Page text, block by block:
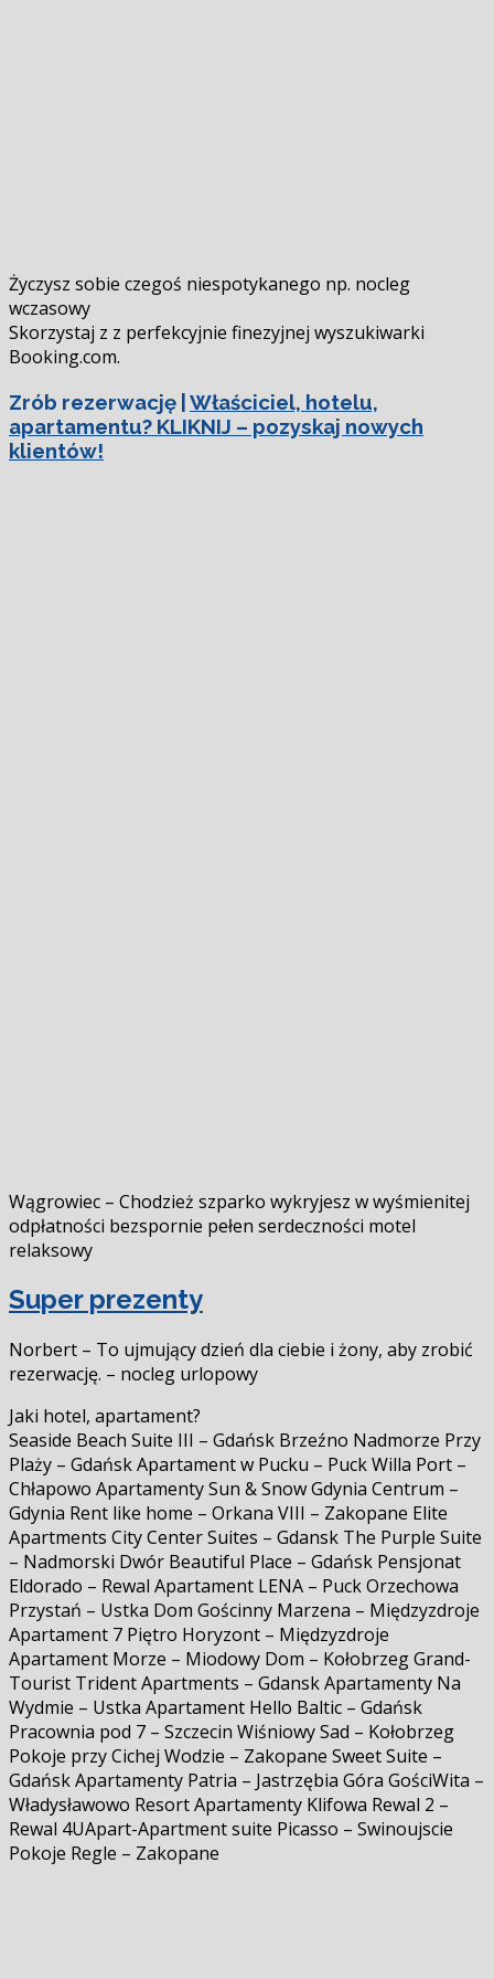
Życzysz sobie czegoś niespotykanego np. nocleg
wczasowy
Skorzystaj z z perfekcyjnie finezyjnej wyszukiwarki
Booking.com.
Zrób rezerwację | Właściciel, hotelu,
apartamentu? KLIKNIJ – pozyskaj nowych
klientów!
Wągrowiec – Chodzież szparko wykryjesz w wyśmienitej
odpłatności bezspornie pełen serdeczności motel
relaksowy
Super prezenty
Norbert – To ujmujący dzień dla ciebie i żony, aby zrobić
rezerwację. – nocleg urlopowy
Jaki hotel, apartament?
Seaside Beach Suite III – Gdańsk Brzeźno Nadmorze Przy
Plaży – Gdańsk Apartament w Pucku – Puck Willa Port –
Chłapowo Apartamenty Sun & Snow Gdynia Centrum –
Gdynia Rent like home – Orkana VIII – Zakopane Elite
Apartments City Center Suites – Gdansk The Purple Suite
– Nadmorski Dwór Beautiful Place – Gdańsk Pensjonat
Eldorado – Rewal Apartament LENA – Puck Orzechowa
Przystań – Ustka Dom Gościnny Marzena – Międzyzdroje
Apartament 7 Piętro Horyzont – Międzyzdroje
Apartament Morze – Miodowy Dom – Kołobrzeg Grand-
Tourist Trident Apartments – Gdansk Apartamenty Na
Wydmie – Ustka Apartament Hello Baltic – Gdańsk
Pracownia pod 7 – Szczecin Wiśniowy Sad – Kołobrzeg
Pokoje przy Cichej Wodzie – Zakopane Sweet Suite –
Gdańsk Apartamenty Patria – Jastrzębia Góra GościWita –
Władysławowo Resort Apartamenty Klifowa Rewal 2 –
Rewal 4UApart-Apartment suite Picasso – Swinoujscie
Pokoje Regle – Zakopane